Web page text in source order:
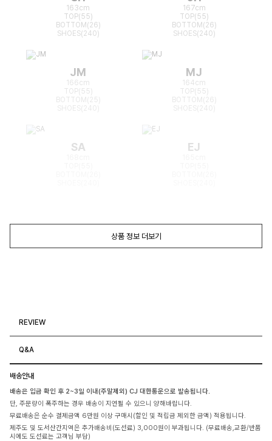
163cm
TOP(55)
BOTTOM(26)
SHOES(240)
167cm
TOP(55)
BOTTOM(26)
SHOES(240)
JM
166cm
TOP(55)
BOTTOM(25)
MJ
164cm
TOP(55)
BOTTOM(26)
SA EJ
상품 정보 더보기
REVIEW
Q&A
배송안내
배송은 입금 확인 후 2~3일 이내(주말제외) CJ 대한통운으로 발송됩니다.
단, 주문량이 폭주하는 경우 배송이 지연될 수 있으니 양해바랍니다.
무료배송은 순수 결제금액 6만원 이상 구매시(할인 및 적립금 제외한 금액) 적용됩니다.
제주도 및 도서산간지역은 추가배송비(도선료) 3,000원이 부과됩니다. (무료배송,교환/반품
시에도 도선료는 고객님 부담)